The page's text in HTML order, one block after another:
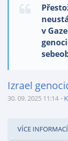
v
Izrael
30. 09. 2025 11:14
VÍCE INFORMACÍ